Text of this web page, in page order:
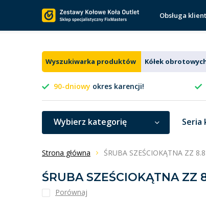
Obsługa
Wyszukiwarka produktów Kółek
90-dniowy okres karencji!
Wybierz kategorię Seria
Strona główna ŚRUBA SZEŚCIOKĄTNA ZZ
ŚRUBA SZEŚCIOKĄTNA ZZ
Porównaj